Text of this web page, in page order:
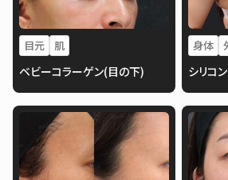
目元 肌
ベビーコラーゲン(目の下)
身体
シリコ